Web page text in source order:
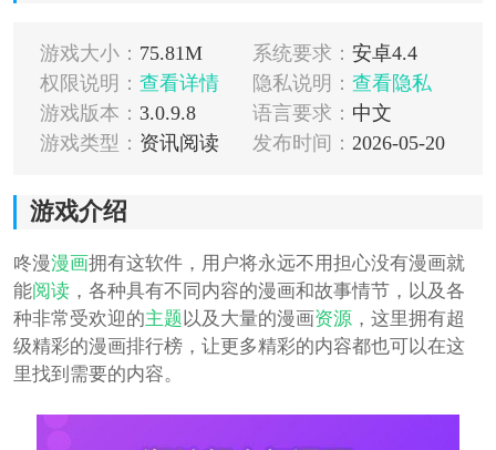
游戏大小： 75.81M 系统要求： 安卓4.4
权限说明： 查看详情 隐私说明： 查看隐私
游戏版本： 3.0.9.8 语言要求： 中文
游戏类型： 资讯阅读 发布时间： 2026-05-20
游戏介绍
咚漫漫画拥有这软件，用户将永远不用担心没有漫画就
能阅读，各种具有不同内容的漫画和故事情节，以及各
种非常受欢迎的主题 以及大量的漫画资源，这里拥有超
级精彩的漫画排行榜，让更多精彩的内容都也可以在这
里找到需要的内容。